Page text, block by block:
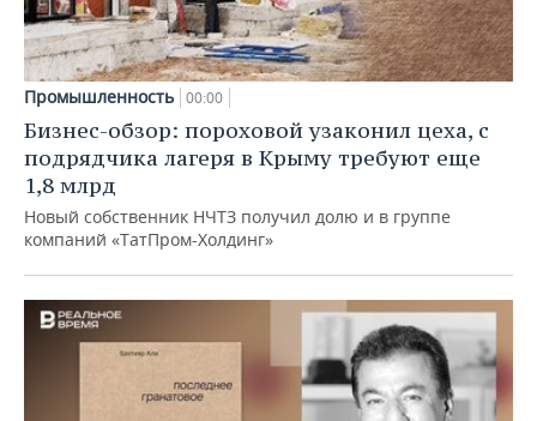
Промышленность 00:00
Бизнес-обзор: пороховой узаконил цеха, с
подрядчика лагеря в Крыму требуют еще
1,8 млрд
Новый собственник НЧТЗ получил долю и в группе
компаний «ТатПром-Холдинг»